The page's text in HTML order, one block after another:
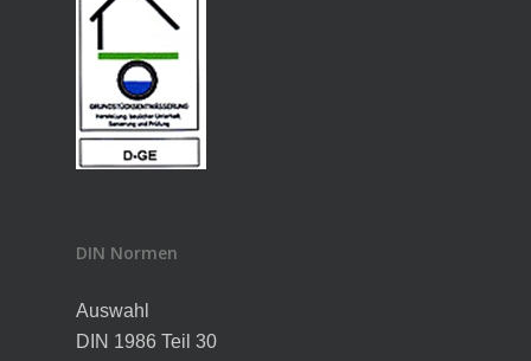
DIN Normen
Auswahl
DIN 1986 Teil 30